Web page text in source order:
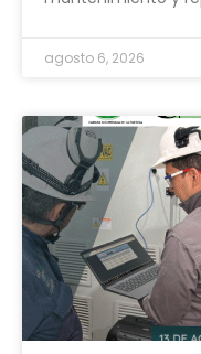
agosto 6, 2026